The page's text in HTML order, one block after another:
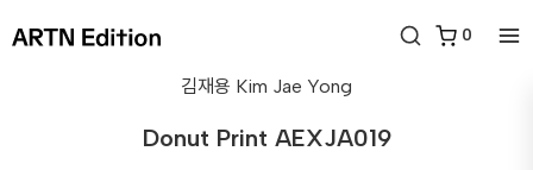
0
김재용 Kim Jae Yong
Donut Print AEXJA019